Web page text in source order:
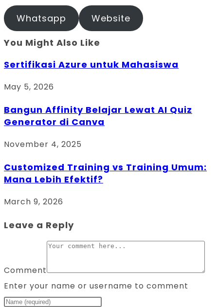
Whatsapp
Website
You Might Also Like
Sertifikasi Azure untuk Mahasiswa
May 5, 2026
Bangun Affinity Belajar Lewat AI Quiz
Generator di Canva
November 4, 2025
Customized Training vs Training Umum:
Mana Lebih Efektif?
March 9, 2026
Leave a Reply
Comment
Enter your name or username to comment